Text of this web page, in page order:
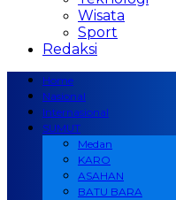
Wisata
Sport
Redaksi
Home
Nasional
Internasional
SUMUT
Medan
KARO
ASAHAN
BATU BARA